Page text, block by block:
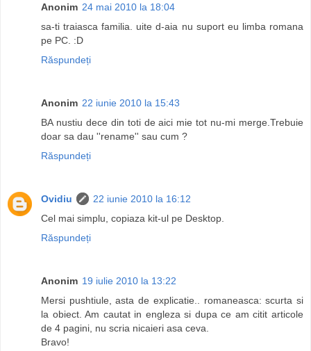
Anonim 24 mai 2010 la 18:04
sa-ti traiasca familia. uite d-aia nu suport eu limba romana
pe PC. :D
Răspundeți
Anonim 22 iunie 2010 la 15:43
BA nustiu dece din toti de aici mie tot nu-mi merge.Trebuie
doar sa dau ''rename'' sau cum ?
Răspundeți
Ovidiu
22 iunie 2010 la 16:12
Cel mai simplu, copiaza kit-ul pe Desktop.
Răspundeți
Anonim 19 iulie 2010 la 13:22
Mersi pushtiule, asta de explicatie.. romaneasca: scurta si
la obiect. Am cautat in engleza si dupa ce am citit articole
de 4 pagini, nu scria nicaieri asa ceva.
Bravo!